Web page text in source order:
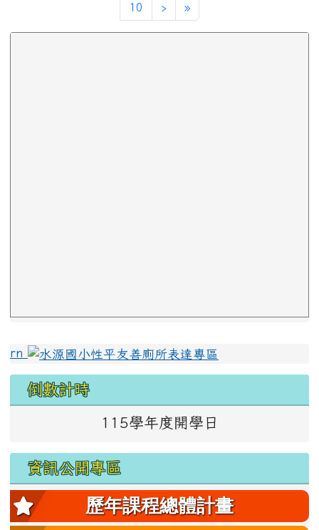
10 ›下一頁
»最後頁
左邊區域內容
rn
倒數計時
115學年度開學日
資訊公開專區
歷年課程總體計畫